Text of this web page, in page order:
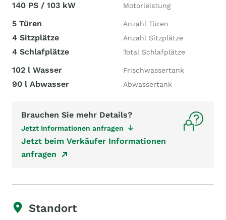
140 PS / 103 kW Motorleistung
5 Türen Anzahl Türen
4 Sitzplätze Anzahl Sitzplätze
4 Schlafplätze Total Schlafplätze
102 l Wasser Frischwassertank
90 l Abwasser Abwassertank
Brauchen Sie mehr Details?
Jetzt Informationen anfragen
Jetzt beim Verkäufer Informationen
anfragen
Standort